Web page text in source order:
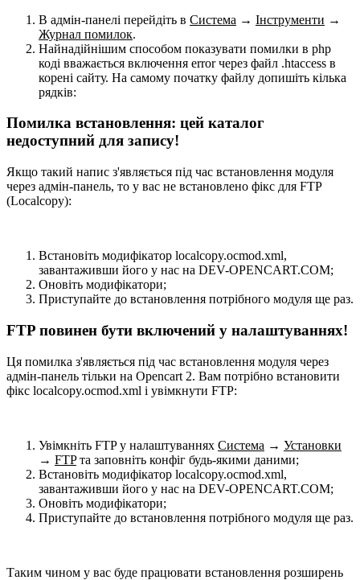
В адмін-панелі перейдіть в Система → Інструменти →
Журнал помилок.
Найнадійнішим способом показувати помилки в php
коді вважається включення error через файл .htaccess в
корені сайту. На самому початку файлу допишіть кілька
рядків:
Помилка встановлення: цей каталог
недоступний для запису!
Якщо такий напис з'являється під час встановлення модуля
через адмін-панель, то у вас не встановлено фікс для FTP
(Localcopy):
Встановіть модифікатор localcopy.ocmod.xml,
завантаживши його у нас на DEV-OPENCART.COM;
Оновіть модифікатори;
Приступайте до встановлення потрібного модуля ще раз.
FTP повинен бути включений у налаштуваннях!
Ця помилка з'являється під час встановлення модуля через
адмін-панель тільки на Opencart 2. Вам потрібно встановити
фікс localcopy.ocmod.xml і увімкнути FTP:
Увімкніть FTP у налаштуваннях Система → Установки
→ FTPта заповніть конфіг будь-якими даними;
Встановіть модифікатор localcopy.ocmod.xml,
завантаживши його у нас на DEV-OPENCART.COM;
Оновіть модифікатори;
Приступайте до встановлення потрібного модуля ще раз.
Таким чином у вас буде працювати встановлення розширень